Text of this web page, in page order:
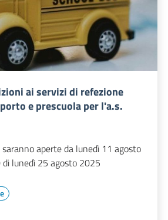
ai servizi di refezione
e prescuola per l'a.s.
aperte da lunedì 11 agosto
lunedì 25 agosto 2025